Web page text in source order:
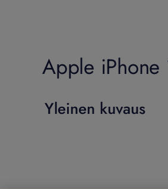
Apple iPhone
Yleinen kuvaus